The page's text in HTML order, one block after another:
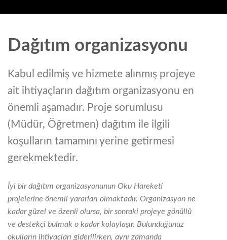
Dağıtım organizasyonu
Kabul edilmiş ve hizmete alınmış projeye
ait ihtiyaçların dağıtım organizasyonu en
önemli aşamadır. Proje sorumlusu
(Müdür, Öğretmen) dağıtım ile ilgili
koşulların tamamını yerine getirmesi
gerekmektedir.
İyi bir dağıtım organizasyonunun Oku Hareketi
projelerine önemli yararları olmaktadır. Organizasyon ne
kadar güzel ve özenli olursa, bir sonraki projeye gönüllü
ve destekçi bulmak o kadar kolaylaşır. Bulunduğunuz
okulların ihtiyaçları giderilirken, aynı zamanda